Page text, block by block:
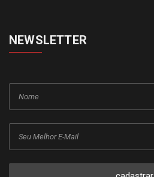
NEWSLETTER